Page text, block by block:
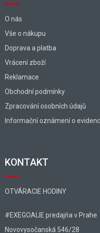
O nás
Vše o nákupu
Doprava a platba
Vrácení zboží
Reklamace
Obchodní podmínky
Zpracování osobních údajů
Informační oznámení o
KONTAKT
OTVÁRACIE HODINY
#EXEGOALIE predajňa v Prahe
Novovysočanská 546/28